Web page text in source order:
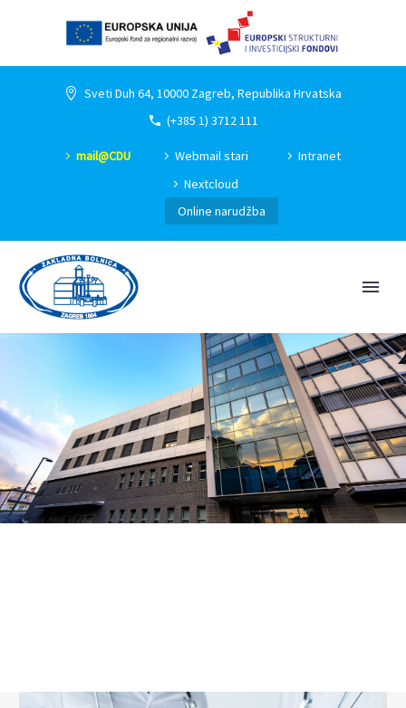
Sveti Duh 64, 10000 Zagreb, Republika Hrvatska
(+385 1) 3712 111
mail@CDU Webmail stari
Intranet
Nextcloud
Online narudžba